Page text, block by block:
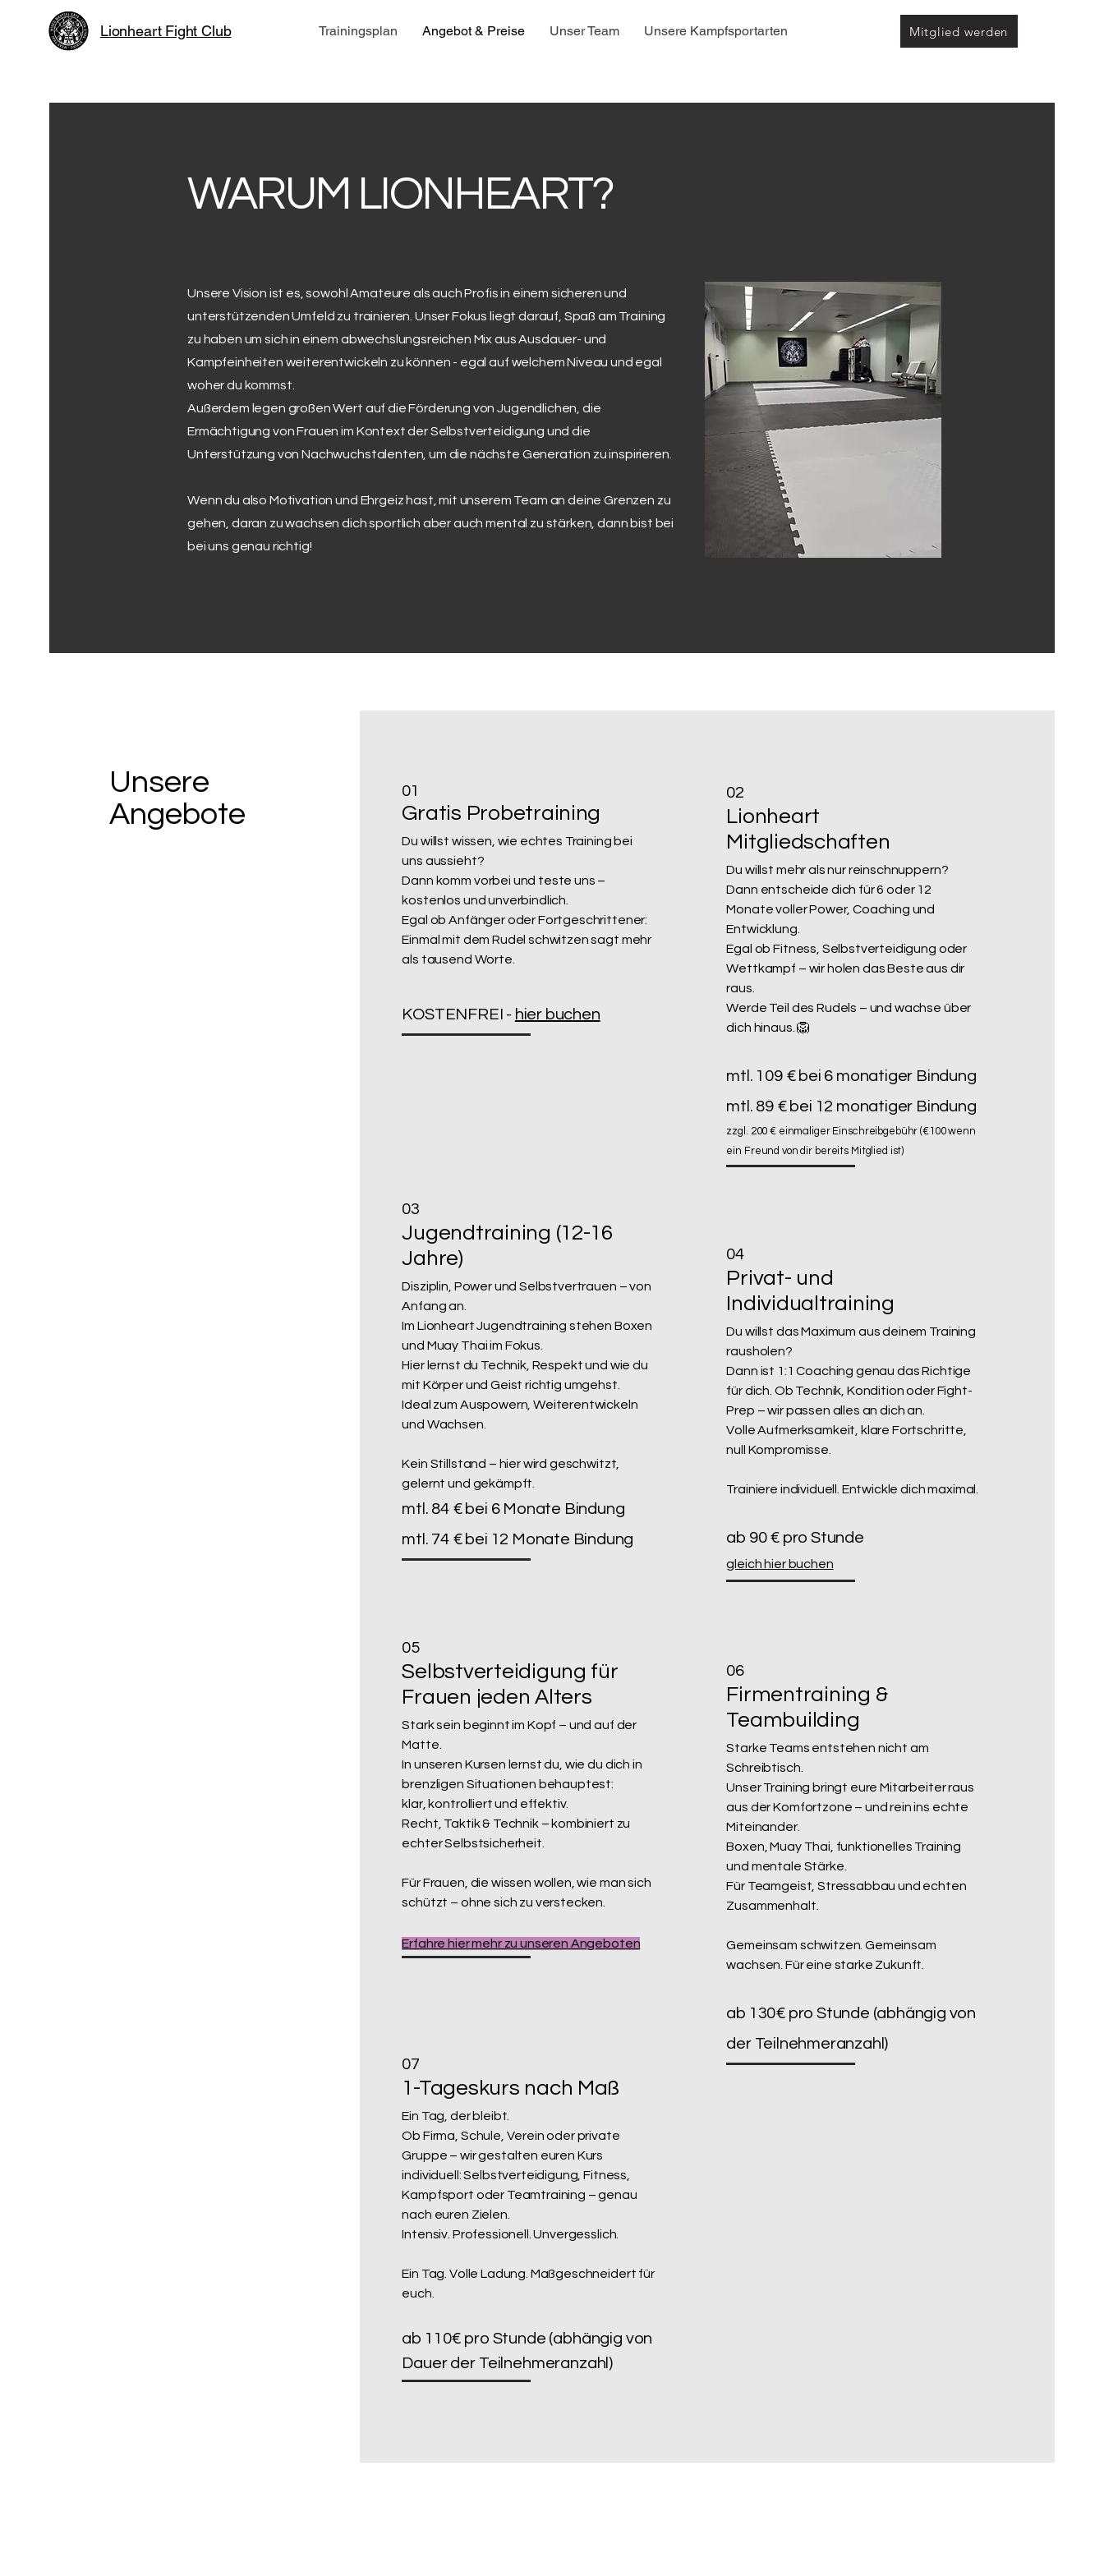
Lionheart Fight Club Trainingsplan Angebot & Preise Unser Team Unsere Kampfsportarten Mitglied werden
WARUM LIONHEART?
Unsere Vision ist es, sowohl Amateure als auch Profis in einem sicheren und
unterstützenden Umfeld zu trainieren. Unser Fokus liegt darauf, Spaß am Training
zu haben um sich in einem abwechslungsreichen Mix aus Ausdauer- und
Kampfeinheiten weiterentwickeln zu können - egal auf welchem Niveau und egal
woher du kommst.
Außerdem legen großen Wert auf die Förderung von Jugendlichen, die
Ermächtigung von Frauen im Kontext der Selbstverteidigung und die
Unterstützung von Nachwuchstalenten, um die nächste Generation zu inspirieren.
Wenn du also Motivation und Ehrgeiz hast, mit unserem Team an deine Grenzen zu
gehen, daran zu wachsen dich sportlich aber auch mental zu stärken, dann bist bei
bei uns genau richtig!
Unsere
Angebote
01
Gratis Probetraining
Du willst wissen, wie echtes Training bei
uns aussieht?
Dann komm vorbei und teste uns –
kostenlos und unverbindlich.
Egal ob Anfänger oder Fortgeschrittener:
Einmal mit dem Rudel schwitzen sagt mehr
als tausend Worte.
KOSTENFREI - hier buchen
03
Jugendtraining (12-16
Jahre)
Disziplin, Power und Selbstvertrauen – von
Anfang an.
Im Lionheart Jugendtraining stehen Boxen
und Muay Thai im Fokus.
Hier lernst du Technik, Respekt und wie du
mit Körper und Geist richtig umgehst.
Ideal zum Auspowern, Weiterentwickeln
und Wachsen.
Kein Stillstand – hier wird geschwitzt,
gelernt und gekämpft.
mtl. 84 € bei 6 Monate Bindung
mtl. 74 € bei 12 Monate Bindung
05
Selbstverteidigung für
Frauen jeden Alters
Stark sein beginnt im Kopf – und auf der
Matte.
In unseren Kursen lernst du, wie du dich in
brenzligen Situationen behauptest:
klar, kontrolliert und effektiv.
Recht, Taktik & Technik – kombiniert zu
echter Selbstsicherheit.
Für Frauen, die wissen wollen, wie man sich
schützt – ohne sich zu verstecken.
Erfahre hier mehr zu unseren Angeboten
07
1-Tageskurs nach Maß
Ein Tag, der bleibt.
Ob Firma, Schule, Verein oder private
Gruppe – wir gestalten euren Kurs
individuell:Selbstverteidigung, Fitness,
Kampfsport oder Teamtraining – genau
nach euren Zielen.
Intensiv. Professionell. Unvergesslich.
Ein Tag. Volle Ladung. Maßgeschneidert für
euch.
ab 110€ pro Stunde (abhängig von
Dauer der Teilnehmeranzahl)
02
Lionheart
Mitgliedschaften
Du willst mehr als nur reinschnuppern?
Dann entscheide dich für 6 oder 12
Monate voller Power, Coaching und
Entwicklung.
Egal ob Fitness, Selbstverteidigung oder
Wettkampf – wir holen das Beste aus dir
raus.
Werde Teil des Rudels – und wachse über
dich hinaus. 🦁
mtl. 109 € bei 6 monatiger Bindung
mtl. 89 € bei 12 monatiger Bindung
zzgl. 200 € einmaliger Einschreibgebühr (€100 wenn
ein Freund von dir bereits Mitglied ist)
04
Privat- und
Individualtraining
Du willst das Maximum aus deinem Training
rausholen?
Dann ist 1:1 Coaching genau das Richtige
für dich. Ob Technik, Kondition oder Fight-
Prep – wir passen alles an dich an.
Volle Aufmerksamkeit, klare Fortschritte,
null Kompromisse.
Trainiere individuell. Entwickle dich maximal.
ab 90 € pro Stunde
gleich hier buchen
06
Firmentraining &
Teambuilding
Starke Teams entstehen nicht am
Schreibtisch.
Unser Training bringt eure Mitarbeiter raus
aus der Komfortzone – und rein ins echte
Miteinander.
Boxen, Muay Thai, funktionelles Training
und mentale Stärke.
Für Teamgeist, Stressabbau und echten
Zusammenhalt.
Gemeinsam schwitzen. Gemeinsam
wachsen. Für eine starke Zukunft.
ab 130€ pro Stunde (abhängig von
der Teilnehmeranzahl)